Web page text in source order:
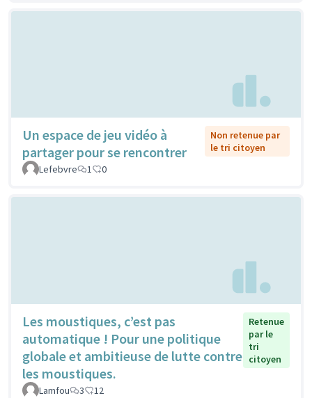
Un espace de jeu vidéo à
partager pour se rencontrer
Non retenue par
le tri citoyen
Lefebvre
1 0
Les moustiques, c’est pas
automatique ! Pour une politique
globale et ambitieuse de lutte contre
les moustiques.
Retenue
par le
tri
citoyen
Lamfou 3 12